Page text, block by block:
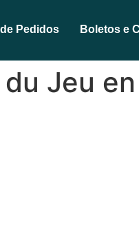
Pedidos Boletos e
Jeu